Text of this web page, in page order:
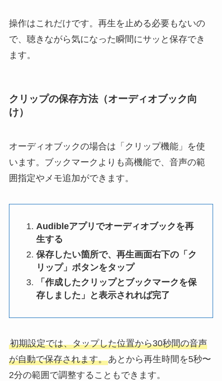
操作はこれだけです。再生を止める必要もないの
で、聴きながら気になった瞬間にサッと保存でき
ます。
クリップの保存方法（オーディオブック向
け）
オーディオブックの場合は「クリップ機能」を使
います。ブックマークよりも高機能で、音声の範
囲指定やメモ追加ができます。
Audibleアプリでオーディオブックを再
生する
保存したい箇所で、再生画面右下の「ク
リップ」ボタンをタップ
「作成したクリップとブックマークを保
存しました」と表示されれば完了
初期設定では、タップした位置から30秒間の音声
が自動で保存されます。あとから再生時間を5秒〜
2分の範囲で調整することもできます。